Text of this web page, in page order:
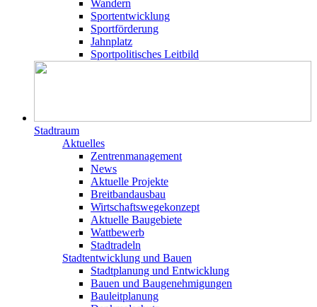
Wandern
Sportentwicklung
Sportförderung
Jahnplatz
Sportpolitisches Leitbild
Stadtraum
Aktuelles
Zentrenmanagement
News
Aktuelle Projekte
Breitbandausbau
Wirtschaftswegekonzept
Aktuelle Baugebiete
Wattbewerb
Stadtradeln
Stadtentwicklung und Bauen
Stadtplanung und Entwicklung
Bauen und Baugenehmigungen
Bauleitplanung